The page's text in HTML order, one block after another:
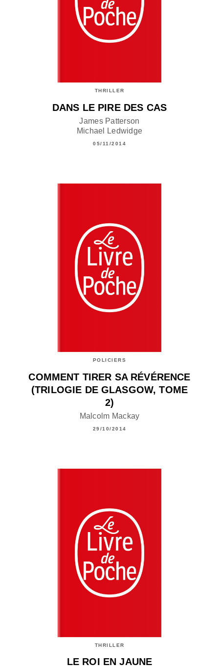
THRILLER
DANS LE PIRE DES CAS
James Patterson
Michael Ledwidge
05/11/2014
POLICIERS
COMMENT TIRER SA RÉVÉRENCE
(TRILOGIE DE GLASGOW, TOME
2)
Malcolm Mackay
29/10/2014
THRILLER
LE ROI EN JAUNE